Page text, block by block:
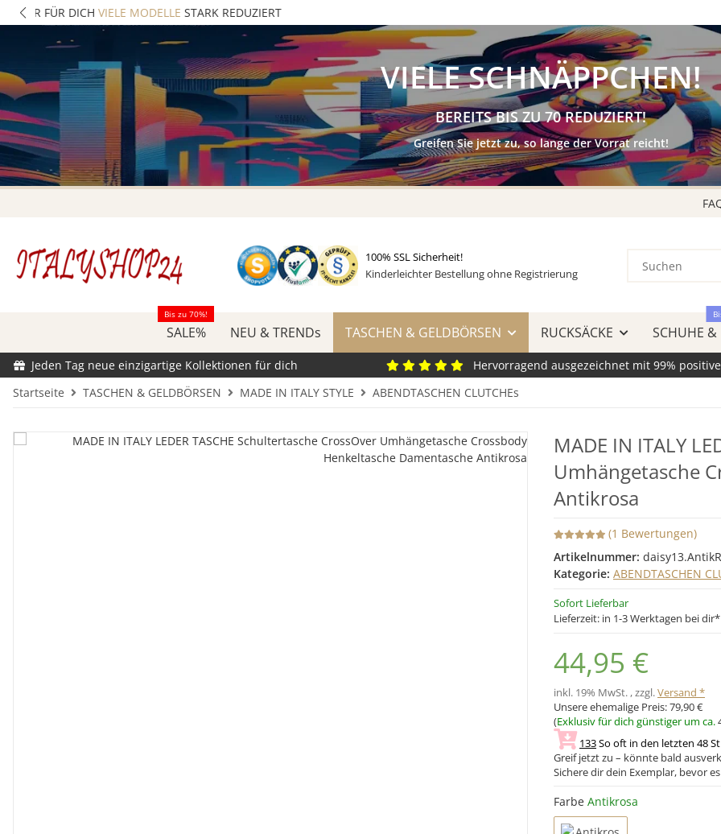
VIELE SCHNÄPPCHEN!
BEREITS BIS ZU 70 REDUZIERT!
Greifen Sie jetzt zu, so lange der Vorrat reicht!
100% SSL Sicherheit!
Kinderleichter Bestellung ohne Registrierung
SALE%
Bis zu 70%!
NEU & TRENDs TASCHEN & GELDBÖRSEN RUCKSÄCKE SCHUHE &
Jeden Tag neue einzigartige Kollektionen für dich
Hervorragend ausgezeichnet mit 99%
Startseite
TASCHEN & GELDBÖRSEN MADE IN ITALY STYLE ABENDTASCHEN CLUTCHEs
MADE IN ITALY
Umhängetasche
Antikrosa
(1 Bewertungen)
Artikelnummer:
Kategorie: ABENDTASCHEN
Sofort Lieferbar
Lieferzeit: in 1-3 Werktagen bei
44,95 €
inkl. 19% MwSt. , zzgl.Versand *
Unsere ehemalige Preis:79,90 €
(Exklusiv für dich günstiger um ca.
133So oft in den letzten 48
Greif jetzt zu – könnte bald
Sichere dir dein Exemplar, bevor
Farbe Antikrosa